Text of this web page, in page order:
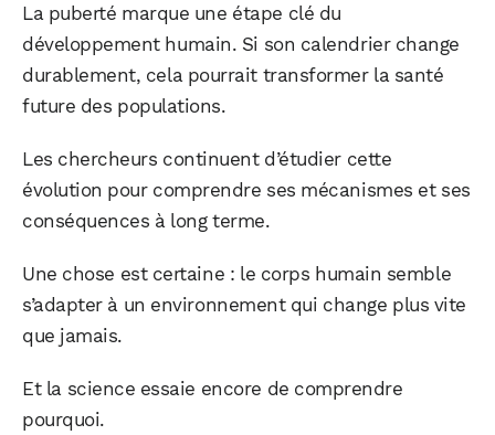
La puberté marque une étape clé du
développement humain. Si son calendrier change
durablement, cela pourrait transformer la santé
future des populations.
Les chercheurs continuent d’étudier cette
évolution pour comprendre ses mécanismes et ses
conséquences à long terme.
Une chose est certaine : le corps humain semble
s’adapter à un environnement qui change plus vite
que jamais.
Et la science essaie encore de comprendre
pourquoi.